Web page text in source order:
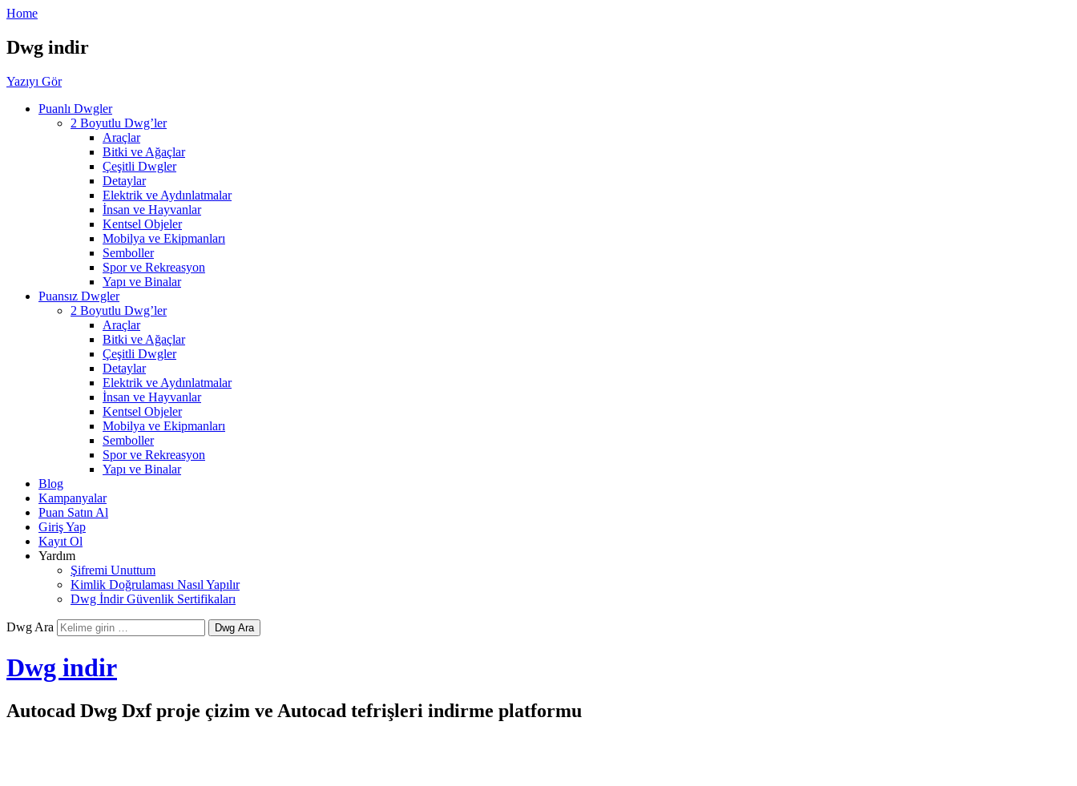
Home
Dwg indir
Yazıyı Gör
Puanlı Dwgler
2 Boyutlu Dwg’ler
Araçlar
Bitki ve Ağaçlar
Çeşitli Dwgler
Detaylar
Elektrik ve Aydınlatmalar
İnsan ve Hayvanlar
Kentsel Objeler
Mobilya ve Ekipmanları
Semboller
Spor ve Rekreasyon
Yapı ve Binalar
Puansız Dwgler
2 Boyutlu Dwg’ler
Araçlar
Bitki ve Ağaçlar
Çeşitli Dwgler
Detaylar
Elektrik ve Aydınlatmalar
İnsan ve Hayvanlar
Kentsel Objeler
Mobilya ve Ekipmanları
Semboller
Spor ve Rekreasyon
Yapı ve Binalar
Blog
Kampanyalar
Puan Satın Al
Giriş Yap
Kayıt Ol
Yardım
Şifremi Unuttum
Kimlik Doğrulaması Nasıl Yapılır
Dwg İndir Güvenlik Sertifikaları
Dwg Ara
Dwg indir
Autocad Dwg Dxf proje çizim ve Autocad tefrişleri indirme platformu